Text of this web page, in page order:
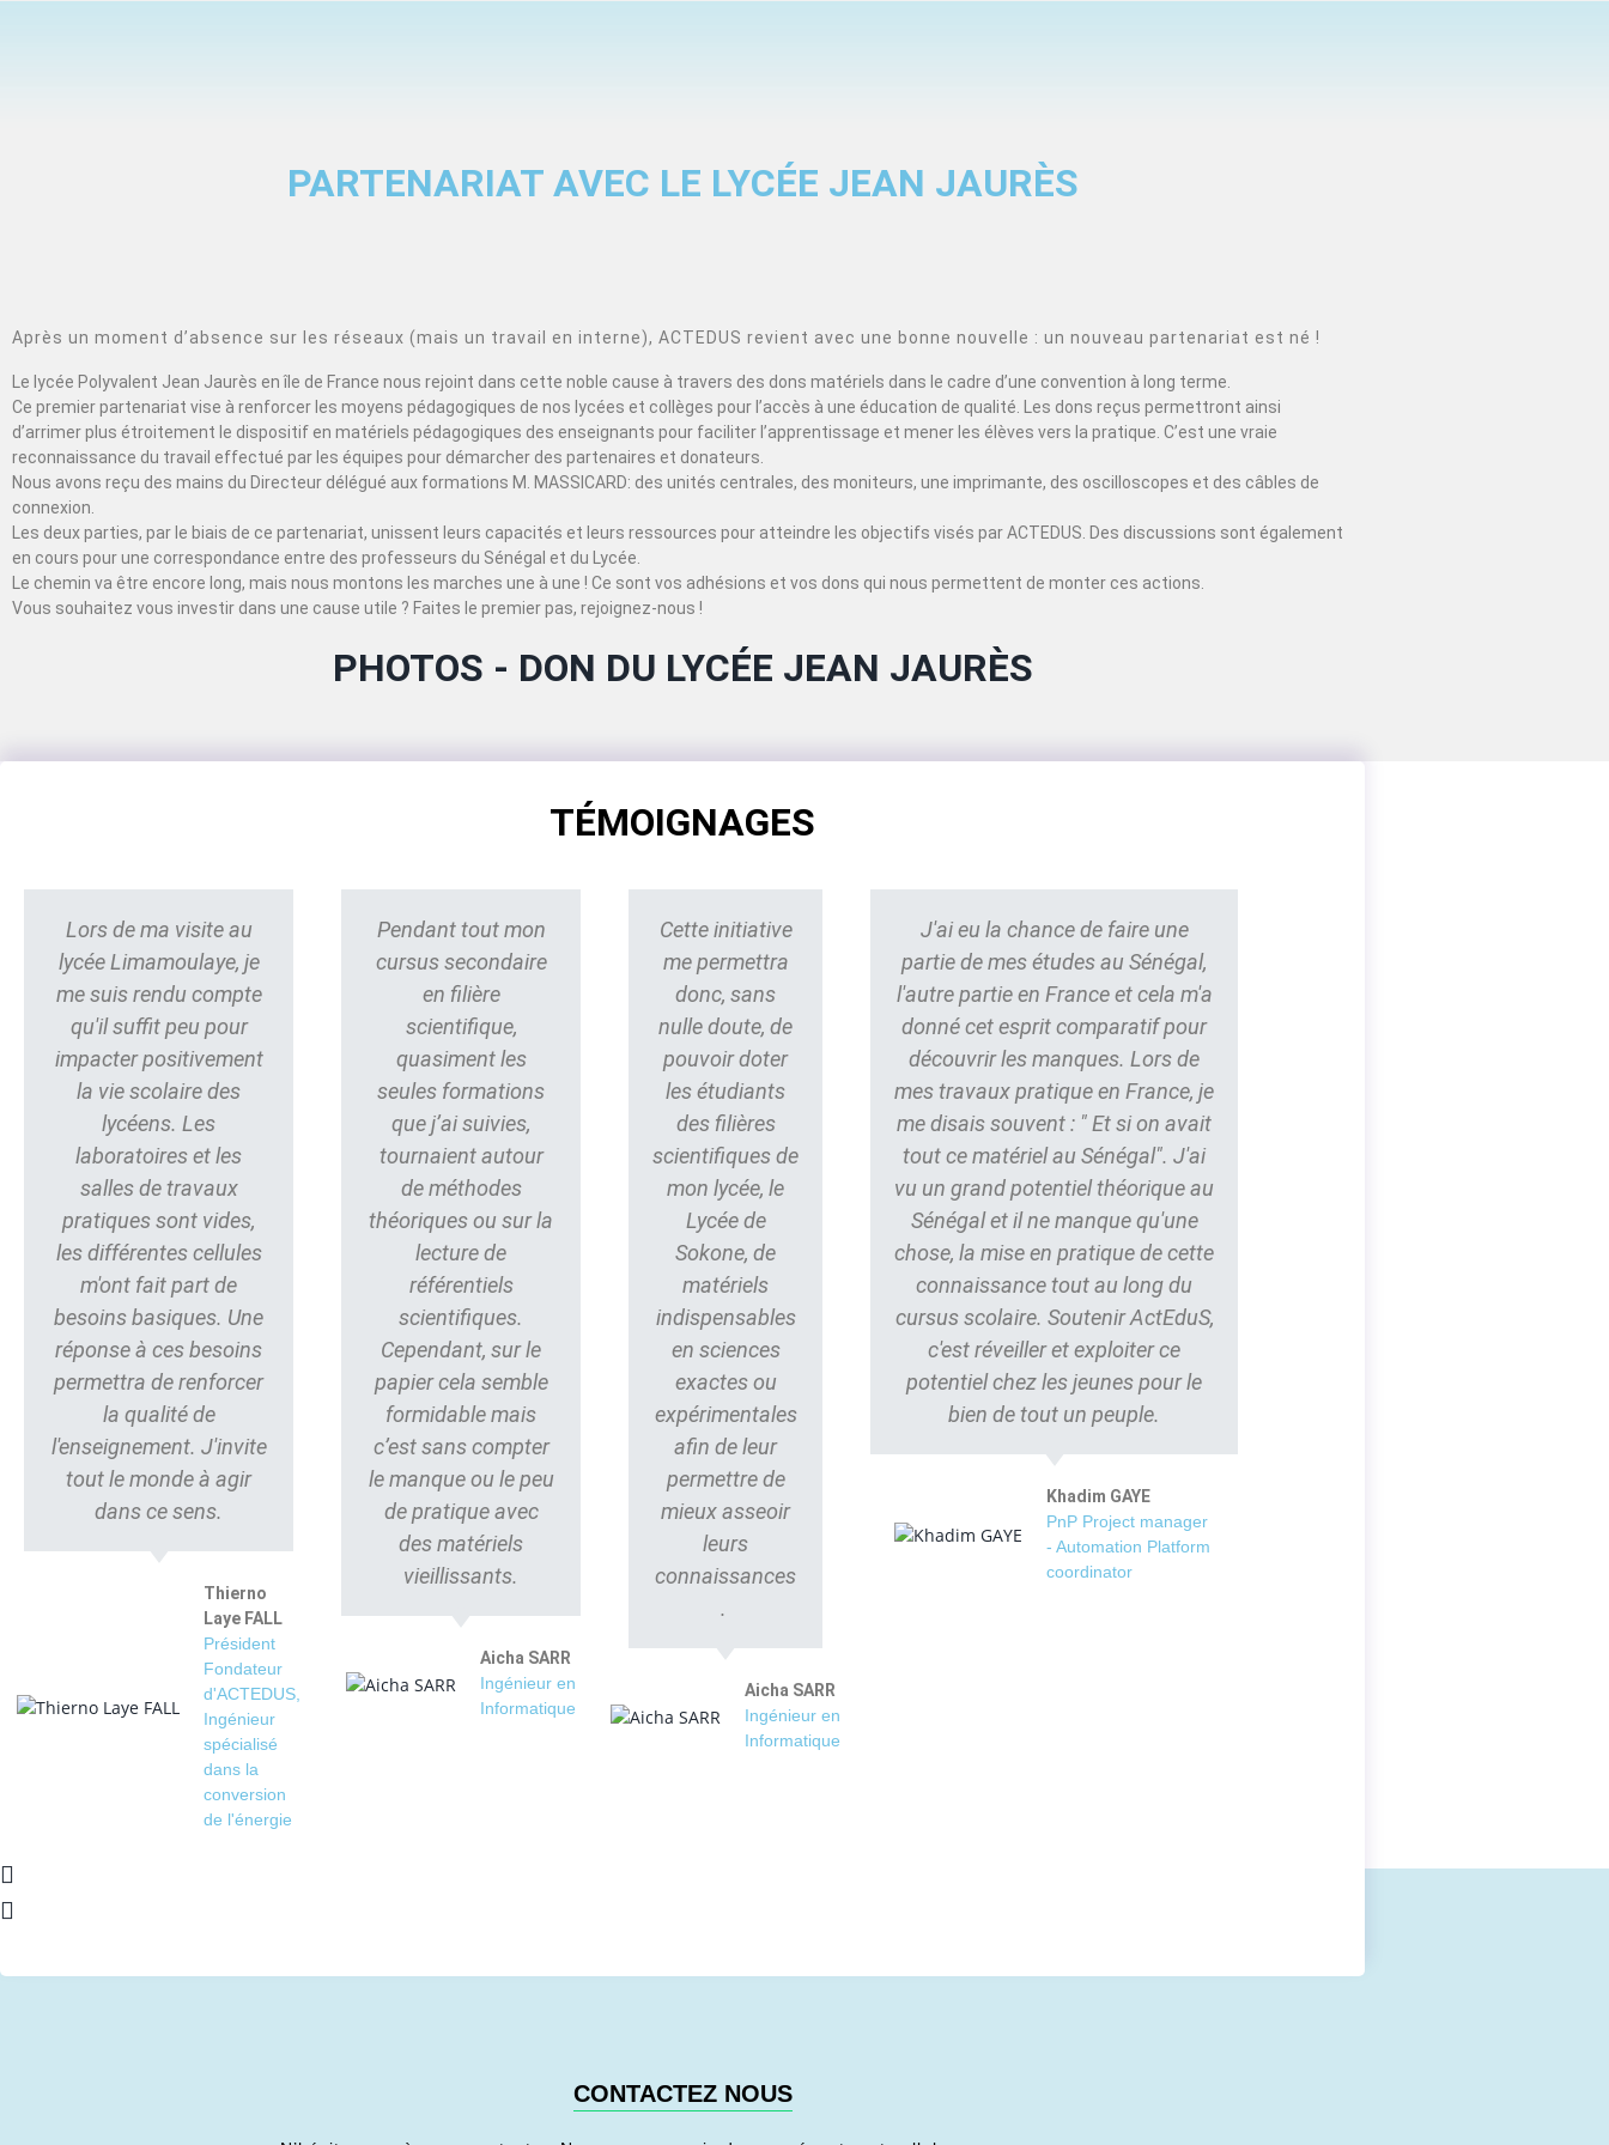
PARTENARIAT AVEC LE LYCÉE JEAN JAURÈS
Après un moment d’absence sur les réseaux (mais un travail en interne), ACTEDUS revient avec une bonne nouvelle : un nouveau partenariat est né !
Le lycée Polyvalent Jean Jaurès en île de France nous rejoint dans cette noble cause à travers des dons matériels dans le cadre d’une convention à long terme.
Ce premier partenariat vise à renforcer les moyens pédagogiques de nos lycées et collèges pour l’accès à une éducation de qualité. Les dons reçus permettront ainsi
d’arrimer plus étroitement le dispositif en matériels pédagogiques des enseignants pour faciliter l’apprentissage et mener les élèves vers la pratique. C’est une vraie
reconnaissance du travail effectué par les équipes pour démarcher des partenaires et donateurs.
Nous avons reçu des mains du Directeur délégué aux formations M. MASSICARD: des unités centrales, des moniteurs, une imprimante, des oscilloscopes et des câbles de
connexion.
Les deux parties, par le biais de ce partenariat, unissent leurs capacités et leurs ressources pour atteindre les objectifs visés par ACTEDUS. Des discussions sont également
en cours pour une correspondance entre des professeurs du Sénégal et du Lycée.
Le chemin va être encore long, mais nous montons les marches une à une ! Ce sont vos adhésions et vos dons qui nous permettent de monter ces actions.
Vous souhaitez vous investir dans une cause utile ? Faites le premier pas, rejoignez-nous !
PHOTOS - DON DU LYCÉE JEAN JAURÈS
TÉMOIGNAGES
Lors de ma visite au
lycée Limamoulaye, je
me suis rendu compte
qu'il suffit peu pour
impacter positivement
la vie scolaire des
lycéens. Les
laboratoires et les
salles de travaux
pratiques sont vides,
les différentes cellules
m'ont fait part de
besoins basiques. Une
réponse à ces besoins
permettra de renforcer
la qualité de
l'enseignement. J'invite
tout le monde à agir
dans ce sens.
Thierno
Laye FALL
Président
Fondateur
d'ACTEDUS,
Ingénieur
spécialisé
dans la
conversion
de l'énergie
Pendant tout mon
cursus secondaire
en filière
scientifique,
quasiment les
seules formations
que j’ai suivies,
tournaient autour
de méthodes
théoriques ou sur la
lecture de
référentiels
scientifiques.
Cependant, sur le
papier cela semble
formidable mais
c’est sans compter
le manque ou le peu
de pratique avec
des matériels
vieillissants.
Aicha SARR
Ingénieur en
Informatique
Cette initiative
me permettra
donc, sans
nulle doute, de
pouvoir doter
les étudiants
des filières
scientifiques de
mon lycée, le
Lycée de
Sokone, de
matériels
indispensables
en sciences
exactes ou
expérimentales
afin de leur
permettre de
mieux asseoir
leurs
connaissances
.
Aicha SARR
Ingénieur en
Informatique
J'ai eu la chance de faire une
partie de mes études au Sénégal,
l'autre partie en France et cela m'a
donné cet esprit comparatif pour
découvrir les manques. Lors de
mes travaux pratique en France, je
me disais souvent : " Et si on avait
tout ce matériel au Sénégal". J'ai
vu un grand potentiel théorique au
Sénégal et il ne manque qu'une
chose, la mise en pratique de cette
connaissance tout au long du
cursus scolaire. Soutenir ActEduS,
c'est réveiller et exploiter ce
potentiel chez les jeunes pour le
bien de tout un peuple.
Khadim GAYE
PnP Project manager
- Automation Platform
coordinator
CONTACTEZ NOUS